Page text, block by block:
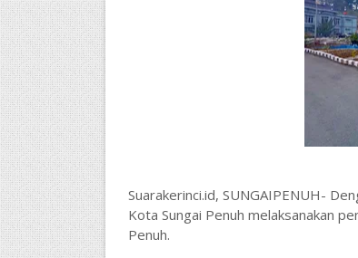
Suarakerinci.id, SUNGAIPENUH-
Kota Sungai Penuh melaksanakan
Penuh.